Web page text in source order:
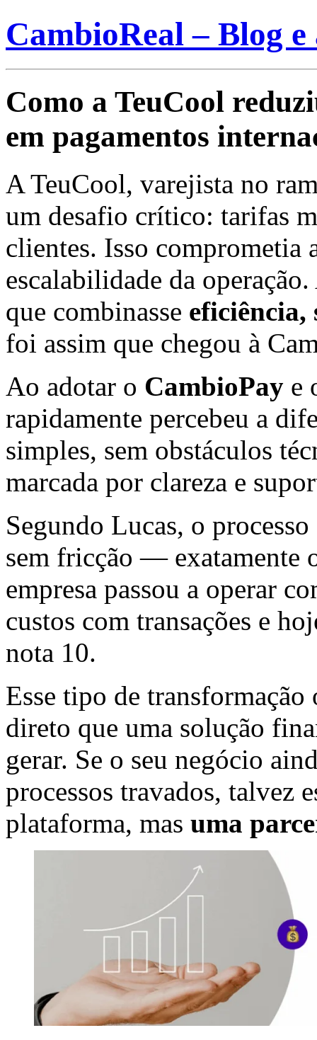
CambioReal – Blog
Como a TeuCool
em pagamentos
A TeuCool, varejista no
um desafio crítico: tarifas
clientes. Isso comprometia
escalabilidade da
que combinasse eficiência,
foi assim que chegou à
Ao adotar o CambioPay e
rapidamente percebeu a
simples, sem obstáculos
marcada por clareza e
Segundo Lucas, o
sem fricção — exatamente
empresa passou a operar
custos com transações e
nota 10.
Esse tipo de
direto que uma solução
gerar. Se o seu negócio
processos travados, talvez
plataforma, mas uma